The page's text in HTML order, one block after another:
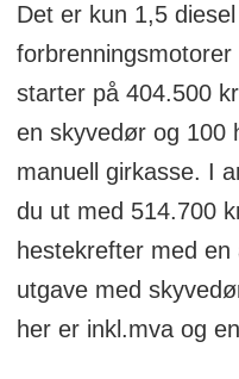
Skinnratt med
Elektriske
12V kontakt i
foran
3 seter med Smart
Comfort skillevegg
Det er kun 1,5
starter på 404.500
en skyvedør og 100
manuell girkasse. I
du ut med 514.700
hestekrefter med
utgave med
her er inkl.mva og